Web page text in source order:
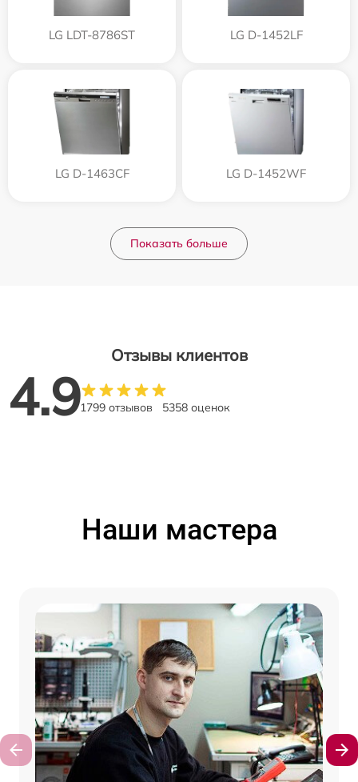
LG LDT-8786ST LG D-1452LF
LG D-1463CF LG D-1452WF
Показать больше
Отзывы клиентов
4.91799 отзывов 5358 оценок
Наши мастера